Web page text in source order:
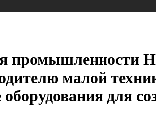
промышленности
малой
для